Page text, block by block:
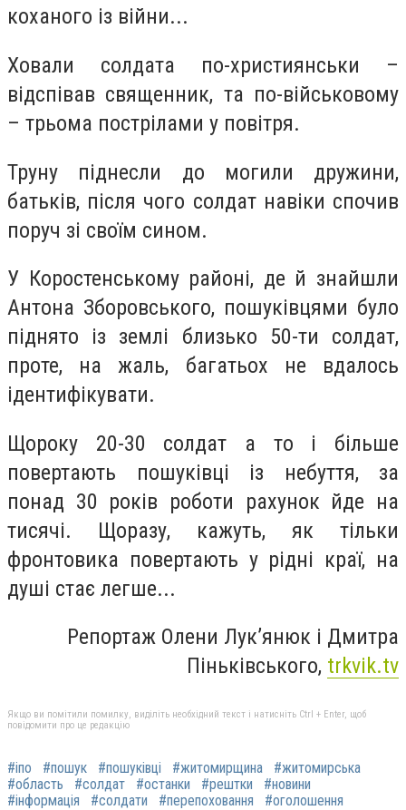
коханого із війни...
Ховали солдата по-християнськи –
відспівав священник, та по-військовому
– трьома пострілами у повітря.
Труну піднесли до могили дружини,
батьків, після чого солдат навіки спочив
поруч зі своїм сином.
У Коростенському районі, де й знайшли
Антона Зборовського, пошуківцями було
піднято із землі близько 50-ти солдат,
проте, на жаль, багатьох не вдалось
ідентифікувати.
Щороку 20-30 солдат а то і більше
повертають пошуківці із небуття, за
понад 30 років роботи рахунок йде на
тисячі. Щоразу, кажуть, як тільки
фронтовика повертають у рідні краї, на
душі стає легше...
Репортаж Олени Лук’янюк і Дмитра
Піньківського, trkvik.tv
Якщо ви помітили помилку, виділіть необхідний текст і натисніть Ctrl + Enter, щоб
повідомити про це редакцію
#іпо #пошук #пошуківці #житомирщина
#житомирська
#область
#солдат #останки #рештки
#новини
#інформація
#солдати #перепоховання #оголошення